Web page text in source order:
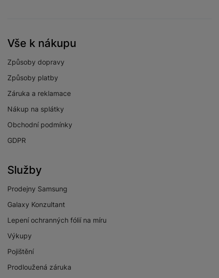
Vše k nákupu
Způsoby dopravy
Způsoby platby
Záruka a reklamace
Nákup na splátky
Obchodní podmínky
GDPR
Služby
Prodejny Samsung
Galaxy Konzultant
Lepení ochranných fólií na míru
Výkupy
Pojištění
Prodloužená záruka